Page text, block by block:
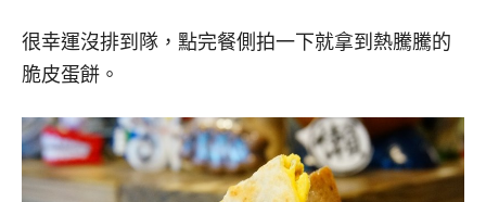
很幸運沒排到隊，點完餐側拍一下就拿到熱騰騰的
脆皮蛋餅。